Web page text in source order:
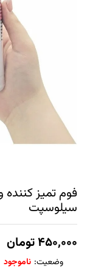
فوم تمیز
سیلوسپت
۴۵۰,۰۰۰تومان
وضعیت: ناموجود